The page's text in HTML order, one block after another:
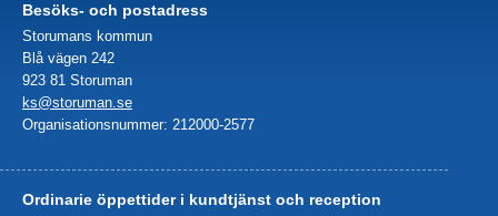
Besöks- och postadress
Storumans kommun
Blå vägen 242
923 81 Storuman
ks@storuman.se
Organisationsnummer: 212000-2577
Ordinarie öppettider i kundtjänst och reception